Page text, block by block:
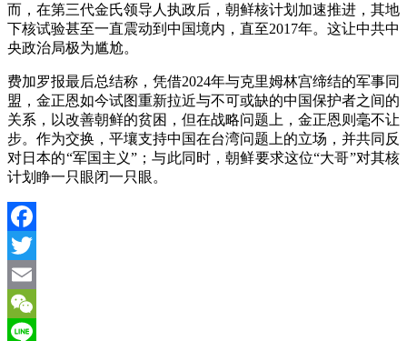
而，在第三代金氏领导人执政后，朝鲜核计划加速推进，其地
下核试验甚至一直震动到中国境内，直至2017年。这让中共中
央政治局极为尴尬。
费加罗报最后总结称，凭借2024年与克里姆林宫缔结的军事同
盟，金正恩如今试图重新拉近与不可或缺的中国保护者之间的
关系，以改善朝鲜的贫困，但在战略问题上，金正恩则毫不让
步。作为交换，平壤支持中国在台湾问题上的立场，并共同反
对日本的“军国主义”；与此同时，朝鲜要求这位“大哥”对其核
计划睁一只眼闭一只眼。
Facebook
Twitter
Email
WeChat